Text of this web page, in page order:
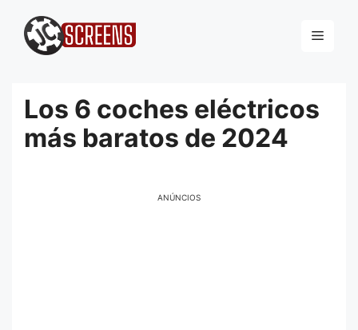
para
Menu
Los 6 coches eléctricos
más baratos de 2024
ANÚNCIOS